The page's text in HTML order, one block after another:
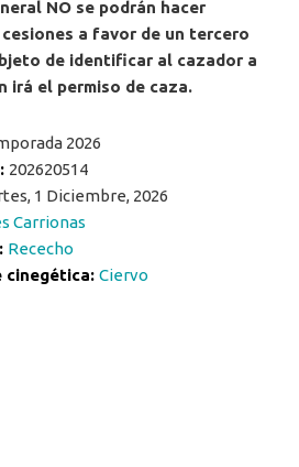
NO se podrán hacer
a favor de un tercero
de identificar al cazador a
irá el permiso de caza.
2026
202620514
1 Diciembre, 2026
Carrionas
Rececho
cinegética: Ciervo